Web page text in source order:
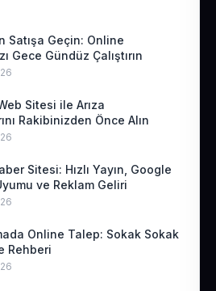
Satışa Geçin: Online
Gece Gündüz Çalıştırın
Sitesi ile Arıza
Rakibinizden Önce Alın
Sitesi: Hızlı Yayın, Google
ve Reklam Geliri
Online Talep: Sokak Sokak
Rehberi